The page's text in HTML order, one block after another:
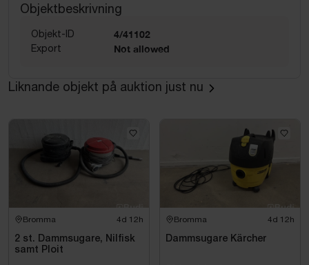
Objektbeskrivning
Objekt-ID 4/41102
Export Not allowed
Liknande objekt på auktion just nu
Bromma 4d 12h
2 st. Dammsugare, Nilfisk
samt Ploit
Bromma 4d 12h
Dammsugare Kärcher